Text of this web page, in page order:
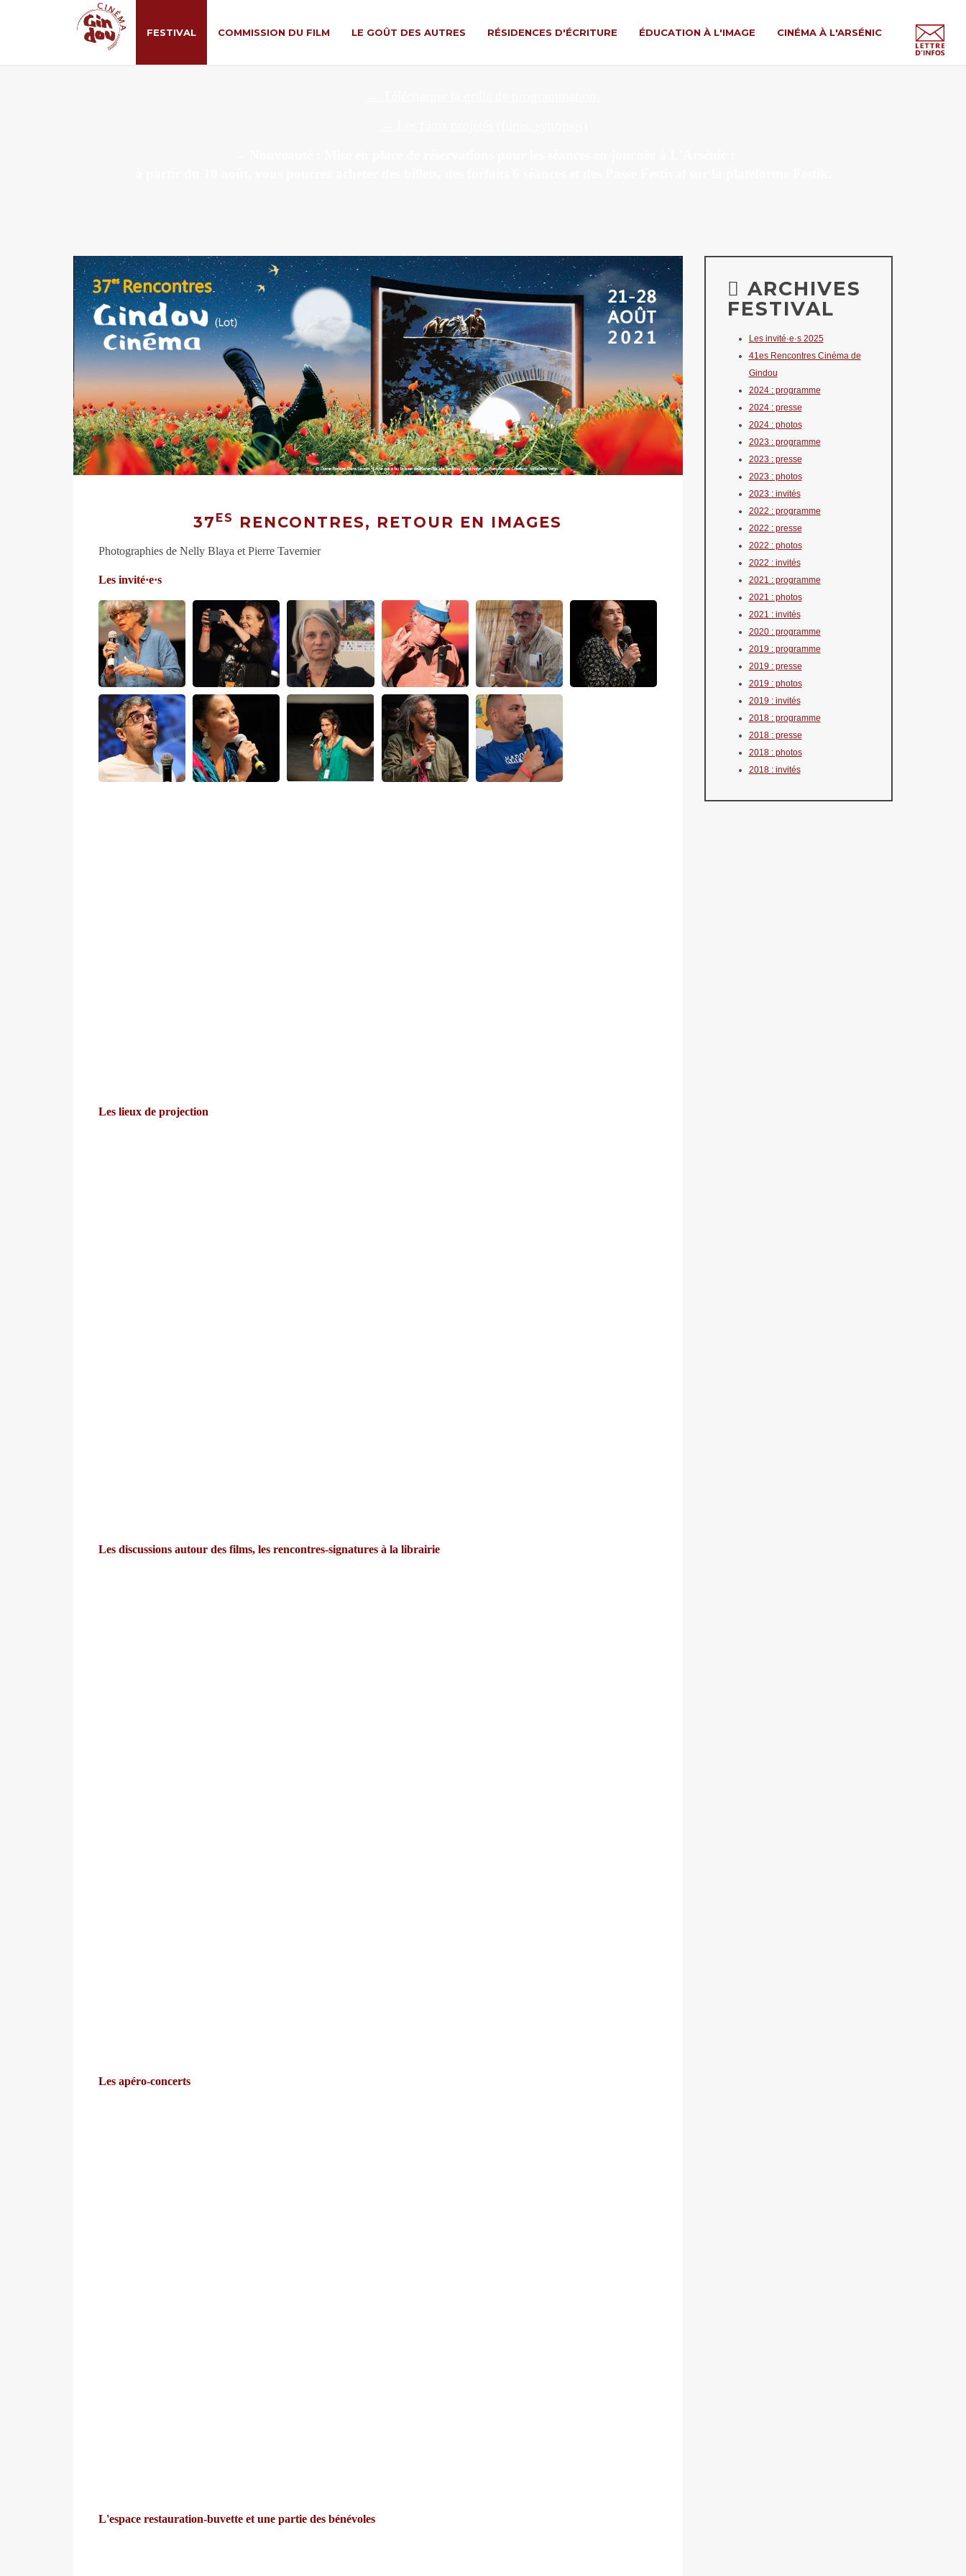
FESTIVAL COMMISSION DU FILM LE GOÛT DES AUTRES RÉSIDENCES D'ÉCRITURE ÉDUCATION À L'IMAGE CINÉMA À L'ARSÉNIC
37 ES RENCONTRES, RETOUR EN IMAGES
Photographies de Nelly Blaya et Pierre Tavernier
Les invité·e·s
Les lieux de projection
Les discussions autour des films, les rencontres-signatures à la librairie
Les apéro-concerts
L'espace restauration-buvette et une partie des bénévoles
ARCHIVES
FESTIVAL
Les invité·e·s 2025
41es Rencontres Cinéma de
Gindou
2024 : programme
2024 : presse
2024 : photos
2023 : programme
2023 : presse
2023 : photos
2023 : invités
2022 : programme
2022 : presse
2022 : photos
2022 : invités
2021 : programme
2021 : photos
2021 : invités
2020 : programme
2019 : programme
2019 : presse
2019 : photos
2019 : invités
2018 : programme
2018 : presse
2018 : photos
2018 : invités